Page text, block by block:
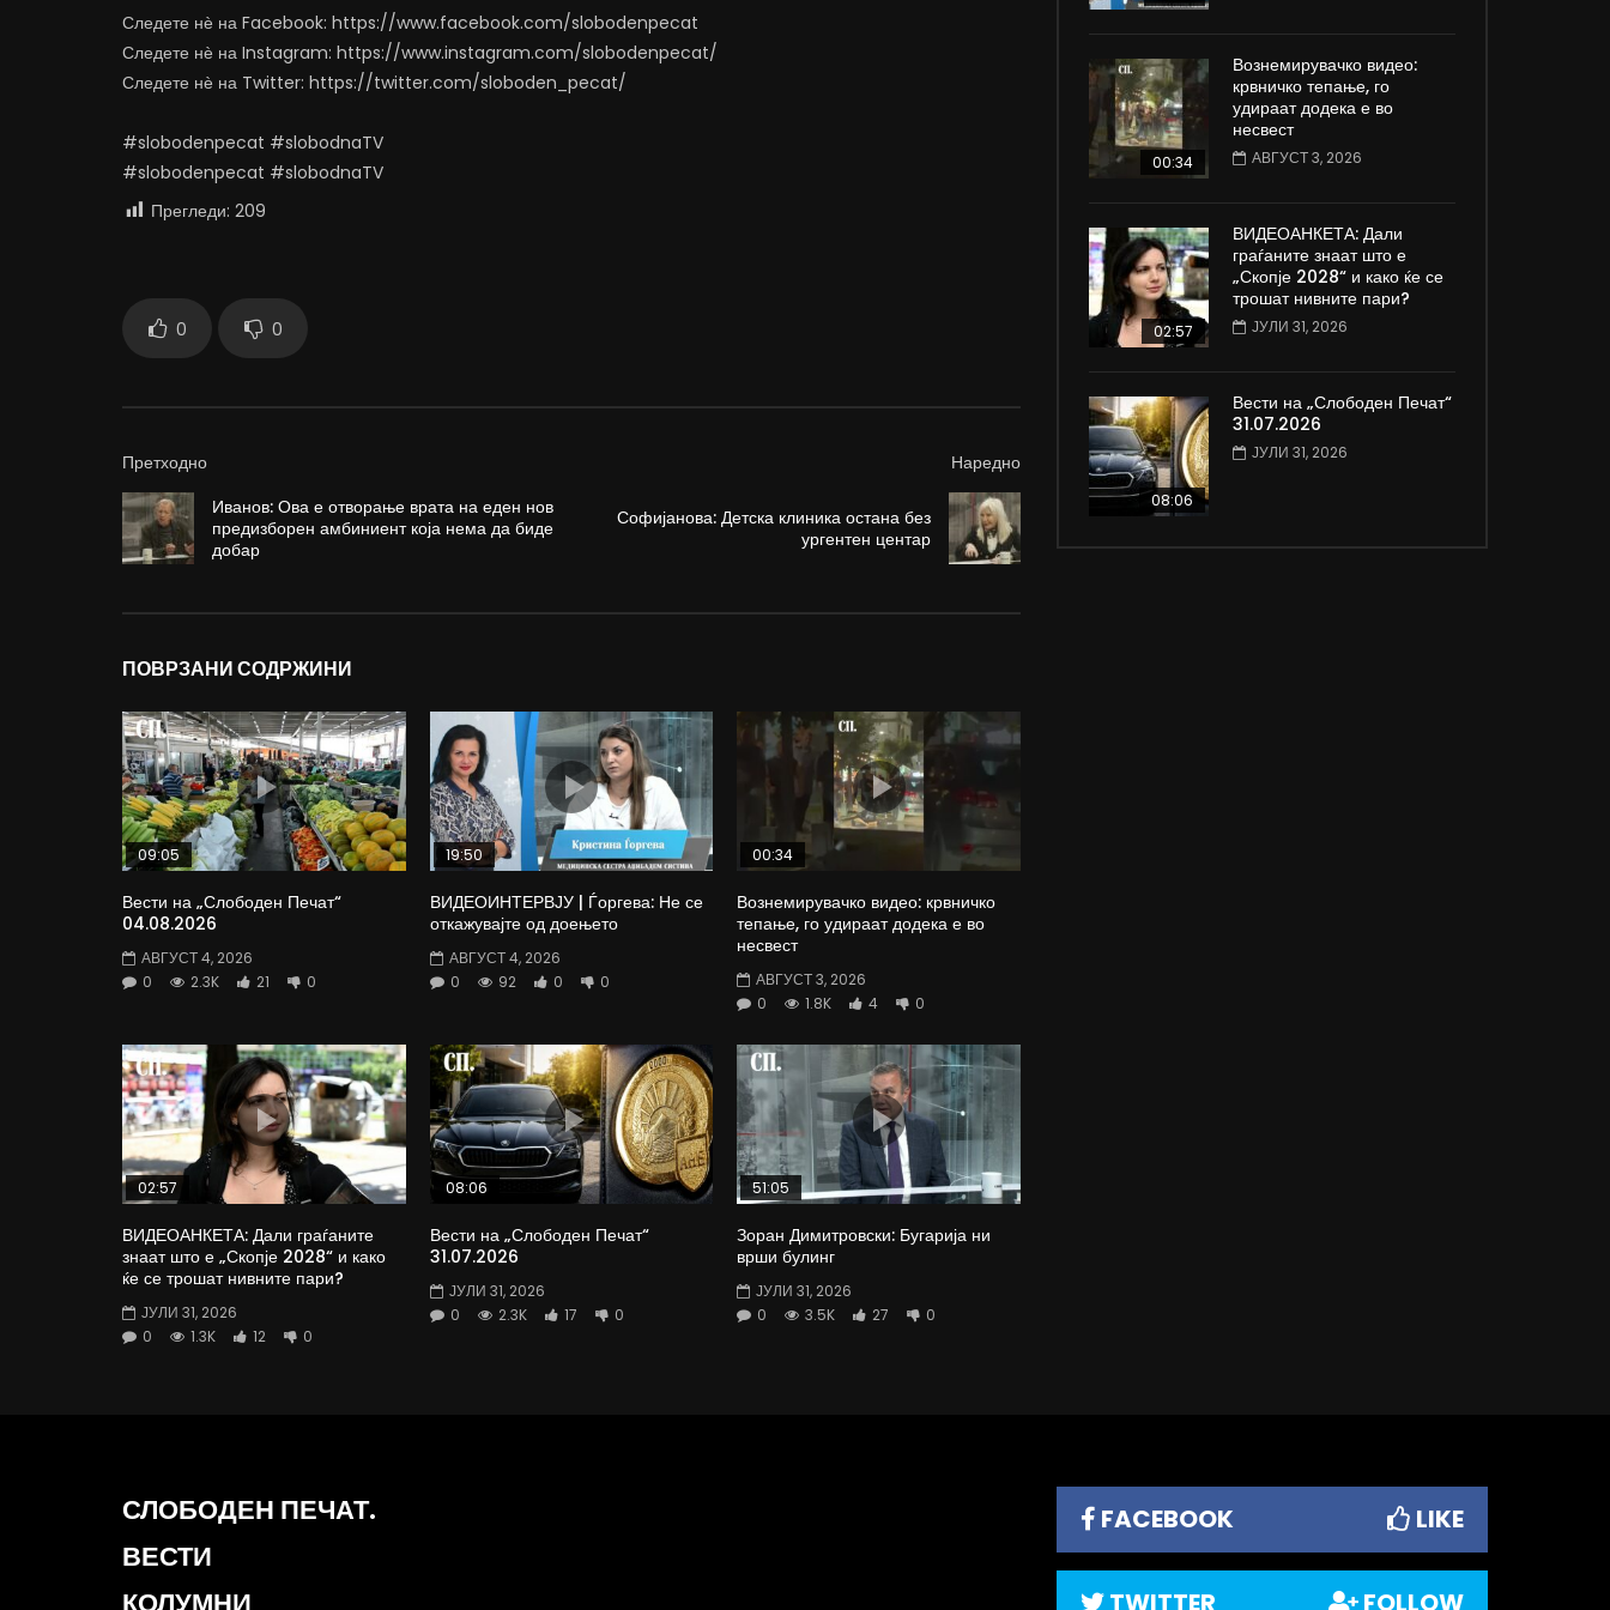
Следете нѐ на Facebook: https://www.facebook.com/slobodenpecat
Следете нѐ на Instagram: https://www.instagram.com/slobodenpecat/
Следете нѐ на Twitter: https://twitter.com/sloboden_pecat/
#slobodenpecat #slobodnaTV
#slobodenpecat #slobodnaTV
Прегледи: 209
0 0
Претходно
Иванов: Ова е отворање врата на еден нов
предизборен амбиниент која нема да биде
добар
Наредно
Софијанова: Детска клиника остана без
ургентен центар
ПОВРЗАНИ СОДРЖИНИ
09:05
Вести на „Слободен Печат“
04.08.2026
АВГУСТ 4, 2026
0
2.3K 21 0
19:50
ВИДЕОИНТЕРВЈУ | Ѓоргева: Не се
откажувајте од доењето
АВГУСТ 4, 2026
0
92 0 0
00:34
Вознемирувачко видео: крвничко
тепање, го удираат додека е во
несвест
АВГУСТ 3, 2026
0
1.8K 4 0
02:57
ВИДЕОАНКЕТА: Дали граѓаните
знаат што е „Скопје 2028“ и како
ќе се трошат нивните пари?
ЈУЛИ 31, 2026
0
1.3K 12 0
08:06
Вести на „Слободен Печат“
31.07.2026
ЈУЛИ 31, 2026
0
2.3K 17 0
51:05
Зоран Димитровски: Бугарија ни
врши булинг
ЈУЛИ 31, 2026
0
3.5K 27 0
00:34
Вознемирувачко видео:
крвничко тепање, го
удираат додека е во
несвест
АВГУСТ 3, 2026
02:57
ВИДЕОАНКЕТА: Дали
граѓаните знаат што е
„Скопје 2028“ и како ќе се
трошат нивните пари?
ЈУЛИ 31, 2026
08:06
Вести на „Слободен Печат“
31.07.2026
ЈУЛИ 31, 2026
СЛОБОДЕН ПЕЧАТ.
ВЕСТИ
FACEBOOK LIKE
TWITTER FOLLOW